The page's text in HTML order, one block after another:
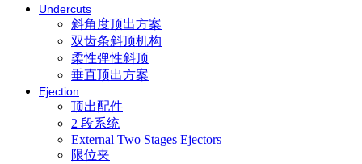
Undercuts
斜角度顶出方案
双齿条斜顶机构
柔性弹性斜顶
垂直顶出方案
Ejection
顶出配件
2 段系统
External Two Stages Ejectors
限位夹